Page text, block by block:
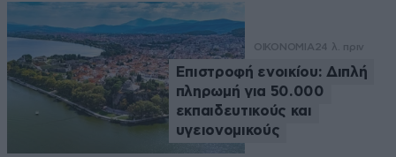
ΟΙΚΟΝΟΜΙΑ24 λ. πριν
Επιστροφή ενοικίου: Διπλή
πληρωμή για 50.000
εκπαιδευτικούς και
υγειονομικούς